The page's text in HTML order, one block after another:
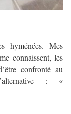
hyménées. Mes
connaissent, les
confronté au
: «